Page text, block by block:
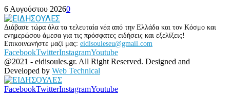
6 Αυγούστου 20260
Διάβασε τώρα όλα τα τελευταία νέα από την Ελλάδα και τον Κόσμο και
ενημερώσου άμεσα για τις πρόσφατες ειδήσεις και εξελίξεις!
Επικοινωνήστε μαζί μας: eidisouleseu@gmail.com
FacebookTwitterInstagramYoutube
@2021 - eidisoules.gr. All Right Reserved. Designed and
Developed by Web Technical
FacebookTwitterInstagramYoutube